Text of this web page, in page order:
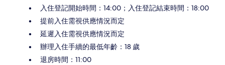
入住登記開始時間：14:00；入住登記結束時間：18:00
提前入住需視供應情況而定
延遲入住需視供應情況而定
辦理入住手續的最低年齡：18 歲
退房時間：11:00